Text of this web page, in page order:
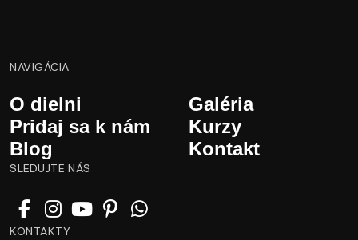
NAVIGÁCIA
O dielni
Pridaj sa k nám
Blog
Galéria
Kurzy
Kontakt
SLEDUJTE NÁS
KONTAKTY